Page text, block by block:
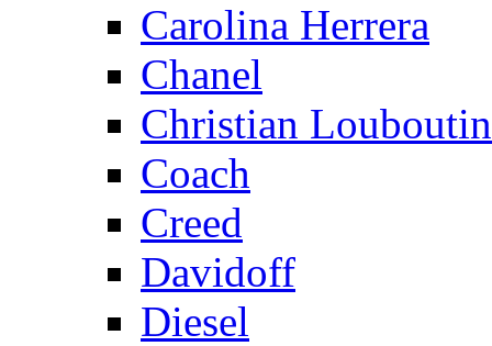
Carolina Herrera
Chanel
Christian Louboutin
Coach
Creed
Davidoff
Diesel